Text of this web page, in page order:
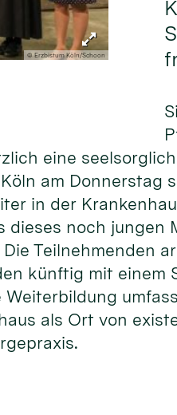
© Erzbistum Köln/Schoon
eine
am Donnerstag
in der
noch jungen
Teilnehmenden
künftig mit
als Ort von